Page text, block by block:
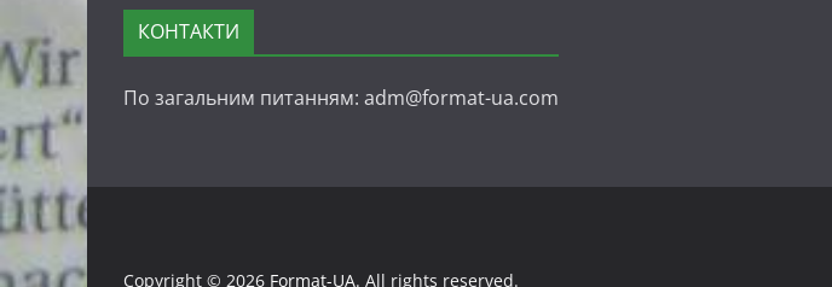
КОНТАКТИ
По загальним питанням: adm@format-ua.com
Copyright © 2026 Format-UA. All rights reserved.